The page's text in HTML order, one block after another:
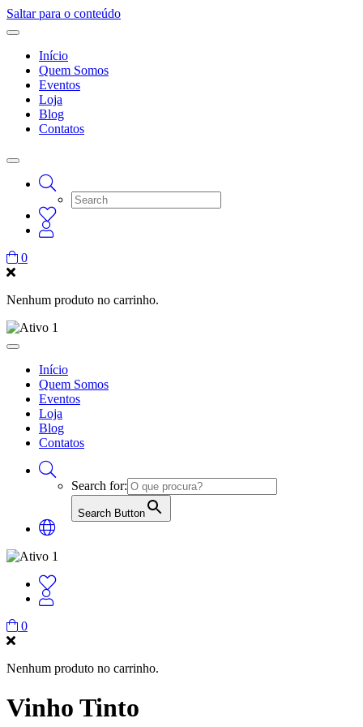
Saltar para o conteúdo
Início
Quem Somos
Eventos
Loja
Blog
Contatos
0
Nenhum produto no carrinho.
Início
Quem Somos
Eventos
Loja
Blog
Contatos
Search for:
Search Button
0
Nenhum produto no carrinho.
Vinho Tinto